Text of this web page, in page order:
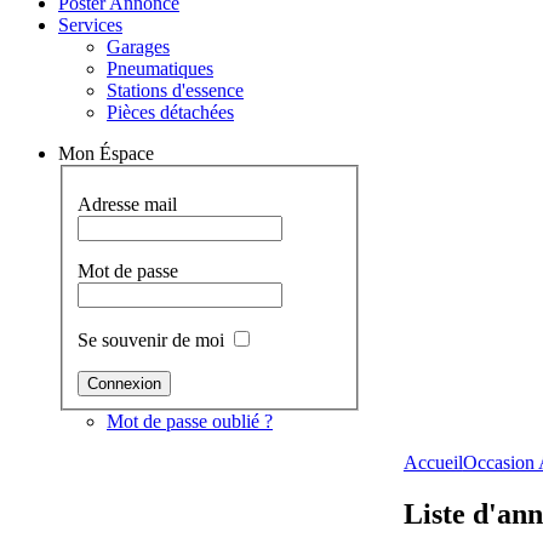
Services
Garages
Pneumatiques
Stations d'essence
Pièces détachées
Mon Éspace
Adresse mail
Mot de passe
Se souvenir de moi
Mot de passe oublié ?
AccueilOccasion
Liste